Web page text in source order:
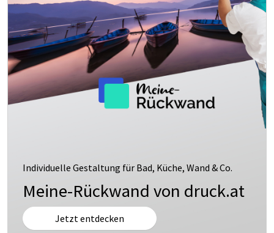
Individuelle Gestaltung für Bad, Küche, Wand & Co.
Meine-Rückwand von druck.at
Jetzt entdecken